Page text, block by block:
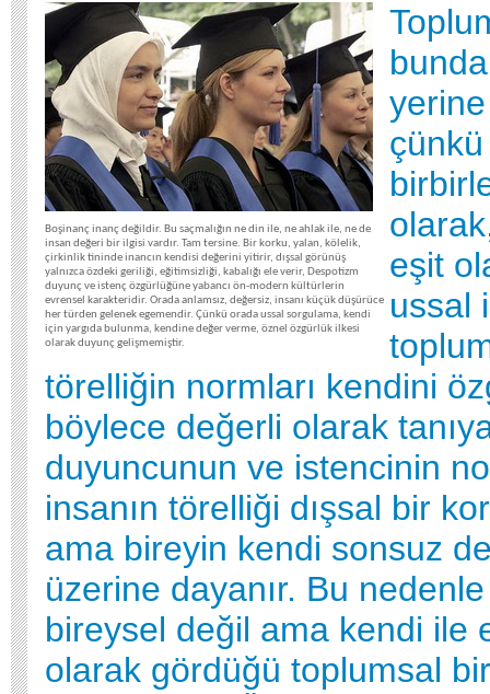
Boşinanç inanç değildir. Bu saçmalığın ne din ile, ne ahlak ile, ne de
insan değeri bir ilgisi vardır. Tam tersine. Bir korku, yalan, kölelik,
çirkinlik tininde inancın kendisi değerini yitirir, dışsal görünüş
yalnızca özdeki geriliği, eğitimsizliği, kabalığı ele verir, Despotizm
duyunç ve istenç özgürlüğüne yabancı ön-modern kültürlerin
evrensel karakteridir. Orada anlamsız, değersiz, insanı küçük düşürüce
her türden gelenek egemendir. Çünkü orada ussal sorgulama, kendi
için yargıda bulunma, kendine değer verme, öznel özgürlük ilkesi
olarak duyunç gelişmemiştir.
eşit
ussal
törelliğin normları kendini
böylece değerli olarak
duyuncunun ve istencinin
insanın törelliği dışsal bir
ama bireyin kendi sonsuz
üzerine dayanır. Bu
bireysel değil ama kendi ile
olarak gördüğü toplumsal